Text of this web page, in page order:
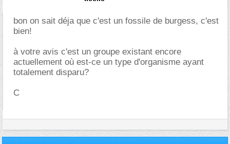
bon on sait déja que c'est un fossile de burgess, c'est
bien!
à votre avis c'est un groupe existant encore
actuellement où est-ce un type d'organisme ayant
totalement disparu?
C